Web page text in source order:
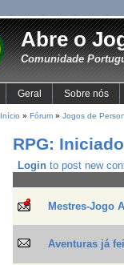
Abre o
Comunidade
Geral Sobre nós
Início » Fórum» Jogos de
RPG:
Login to post new
Mestres-Jogo
Aventuras já